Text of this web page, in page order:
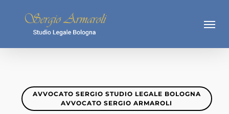
Menu
AVVOCATO SERGIO STUDIO LEGALE BOLOGNA
AVVOCATO SERGIO ARMAROLI